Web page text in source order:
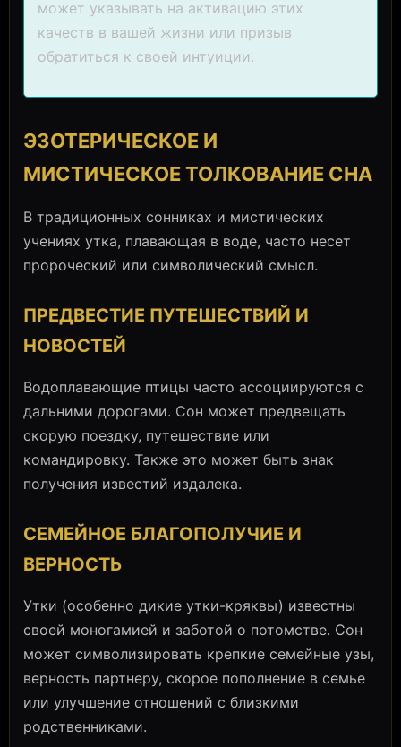
может указывать на активацию этих
качеств в вашей жизни или призыв
обратиться к своей интуиции.
ЭЗОТЕРИЧЕСКОЕ И
МИСТИЧЕСКОЕ ТОЛКОВАНИЕ СНА
В традиционных сонниках и мистических
учениях утка, плавающая в воде, часто несет
пророческий или символический смысл.
ПРЕДВЕСТИЕ ПУТЕШЕСТВИЙ И
НОВОСТЕЙ
Водоплавающие птицы часто ассоциируются с
дальними дорогами. Сон может предвещать
скорую поездку, путешествие или
командировку. Также это может быть знак
получения известий издалека.
СЕМЕЙНОЕ БЛАГОПОЛУЧИЕ И
ВЕРНОСТЬ
Утки (особенно дикие утки-кряквы) известны
своей моногамией и заботой о потомстве. Сон
может символизировать крепкие семейные узы,
верность партнеру, скорое пополнение в семье
или улучшение отношений с близкими
родственниками.